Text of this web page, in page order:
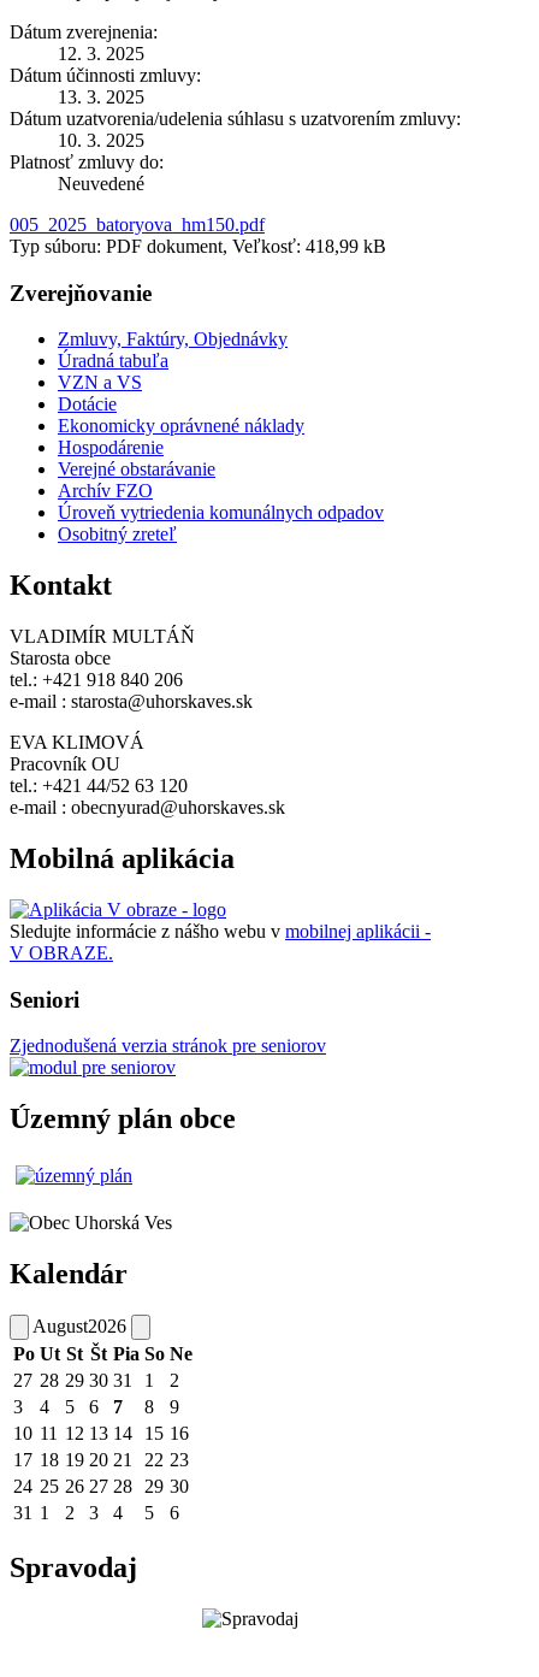
Dátum zverejnenia:
12. 3. 2025
Dátum účinnosti zmluvy:
13. 3. 2025
Dátum uzatvorenia/udelenia súhlasu s uzatvorením zmluvy:
10. 3. 2025
Platnosť zmluvy do:
Neuvedené
005_2025_batoryova_hm150.pdf
Typ súboru: PDF dokument, Veľkosť: 418,99 kB
Zverejňovanie
Zmluvy, Faktúry, Objednávky
Úradná tabuľa
VZN a VS
Dotácie
Ekonomicky oprávnené náklady
Hospodárenie
Verejné obstarávanie
Archív FZO
Úroveň vytriedenia komunálnych odpadov
Osobitný zreteľ
Kontakt
VLADIMÍR MULTÁŇ
Starosta obce
tel.: +421 918 840 206
e-mail : starosta@uhorskaves.sk
EVA KLIMOVÁ
Pracovník OU
tel.: +421 44/52 63 120
e-mail : obecnyurad@uhorskaves.sk
Mobilná aplikácia
Sledujte informácie z nášho webu v mobilnej aplikácii -
V OBRAZE.
Seniori
Zjednodušená verzia stránok pre seniorov
Územný plán obce
Kalendár
August2026
Po Ut St Št Pia So Ne
27 28 29 30 31 1
2
3
4 5 6 7 8
9
10 11 12 13 14 15 16
17 18 19 20 21 22 23
24 25 26 27 28 29 30
31 1 2 3 4 5 6
Spravodaj